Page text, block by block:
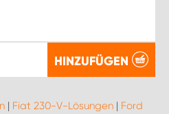
HINZUFÜGEN
| Fiat 230-V-Lösungen | Ford